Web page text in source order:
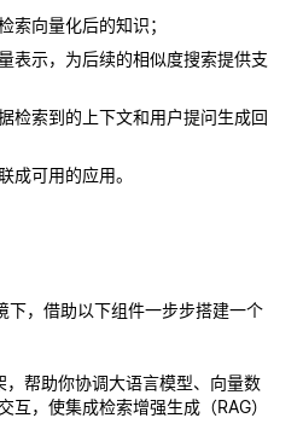
索向量化后的知识；
表示，为后续的相似度搜索提供支
检索到的上下文和用户提问生成回
成可用的应用。
，借助以下组件一步步搭建一个
，帮助你协调大语言模型、向量数
互，使集成检索增强生成（RAG）